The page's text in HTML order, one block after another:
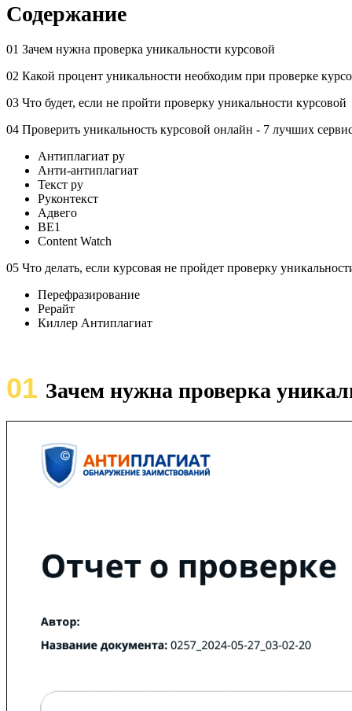
Содержание
01 Зачем нужна проверка уникальности курсовой
02 Какой процент уникальности необходим при проверке
03 Что будет, если не пройти проверку уникальности курсовой
04 Проверить уникальность курсовой онлайн - 7 лучших
Антиплагиат ру
Анти-антиплагиат
Текст ру
Руконтекст
Адвего
BE1
Content Watch
05 Что делать, если курсовая не пройдет проверку
Перефразирование
Рерайт
Киллер Антиплагиат
01 Зачем нужна проверка